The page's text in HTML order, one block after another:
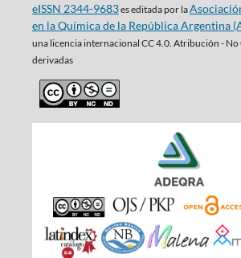
eISSN 2344-9683es editada por la
en la Química de la República Argentina
una licencia internacional CC 4.0. Atribución - No
derivadas